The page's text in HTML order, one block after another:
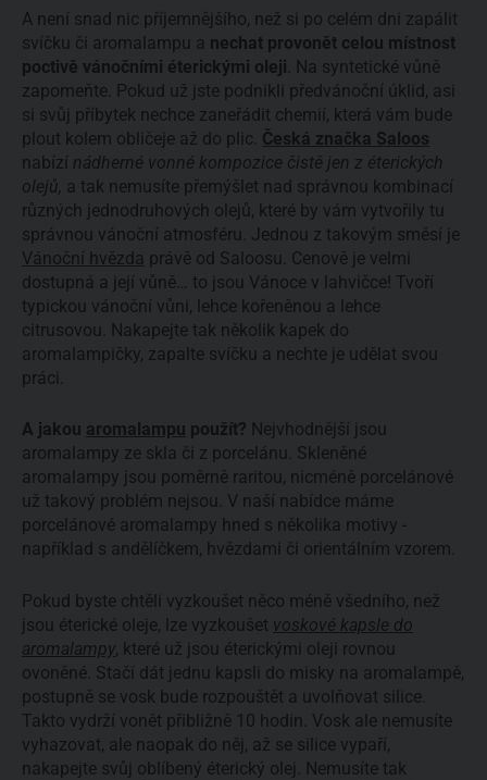
A není snad nic příjemnějšího, než si po celém dni zapálit
svíčku či aromalampu a nechat provonět celou místnost
poctivě vánočními éterickými oleji . Na syntetické vůně
zapomeňte. Pokud už jste podnikli předvánoční úklid, asi
si svůj příbytek nechce zaneřádit chemií, která vám bude
plout kolem obličeje až do plic. Česká značka Saloos
nabízí nádherné vonné kompozice čistě jen z éterických
olejů, a tak nemusíte přemýšlet nad správnou kombinací
různých jednodruhových olejů, které by vám vytvořily tu
správnou vánoční atmosféru. Jednou z takovým směsí je
Vánoční hvězda právě od Saloosu. Cenově je velmi
dostupná a její vůně… to jsou Vánoce v lahvičce! Tvoří
typickou vánoční vůni, lehce kořeněnou a lehce
citrusovou. Nakapejte tak několik kapek do
aromalampičky, zapalte svíčku a nechte je udělat svou
práci.
A jakou aromalampu použít? Nejvhodnější jsou
aromalampy ze skla či z porcelánu. Skleněné
aromalampy jsou poměrně raritou, nicméně porcelánové
už takový problém nejsou. V naší nabídce máme
porcelánové aromalampy hned s několika motivy -
například s andělíčkem, hvězdami či orientálním vzorem.
Pokud byste chtěli vyzkoušet něco méně všedního, než
jsou éterické oleje, lze vyzkoušet voskové kapsle do
aromalampy, které už jsou éterickými oleji rovnou
ovoněné. Stačí dát jednu kapsli do misky na aromalampě,
postupně se vosk bude rozpouštět a uvolňovat silice.
Takto vydrží vonět přibližně 10 hodin. Vosk ale nemusíte
vyhazovat, ale naopak do něj, až se silice vypaří,
nakapejte svůj oblíbený éterický olej. Nemusíte tak